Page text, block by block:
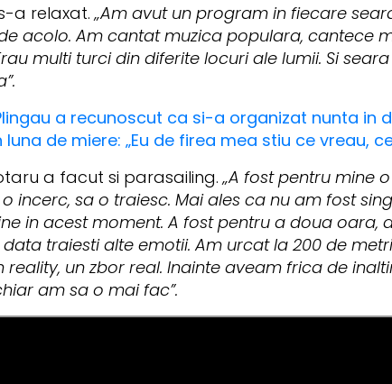
a relaxat.„Am avut un program in fiecare
acolo. Am cantat muzica populara, cantece
multi turci din diferite locuri ale lumii. Si
a recunoscut ca si-a organizat nunta in
de miere: „Eu de firea mea stiu ce vreau,
a facut si parasailing.„A fost pentru mine
incerc, sa o traiesc. Mai ales ca nu am fost
in acest moment. A fost pentru a doua oara,
traiesti alte emotii. Am urcat la 200 de
un zbor real. Inainte aveam frica de
am sa o mai fac”.